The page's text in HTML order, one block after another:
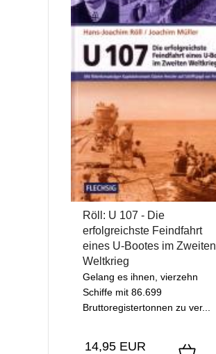
Röll: U 107 - Die
erfolgreichste Feindfahrt
eines U-Bootes im Zweiten
Weltkrieg
Gelang es ihnen, vierzehn
Schiffe mit 86.699
Bruttoregistertonnen zu ver...
14,95 EUR